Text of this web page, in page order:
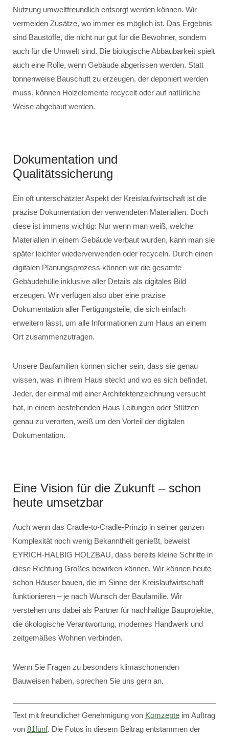
Nutzung umweltfreundlich entsorgt werden können. Wir
vermeiden Zusätze, wo immer es möglich ist. Das Ergebnis
sind Baustoffe, die nicht nur gut für die Bewohner, sondern
auch für die Umwelt sind. Die biologische Abbaubarkeit spielt
auch eine Rolle, wenn Gebäude abgerissen werden. Statt
tonnenweise Bauschutt zu erzeugen, der deponiert werden
muss, können Holzelemente recycelt oder auf natürliche
Weise abgebaut werden.
Dokumentation und
Qualitätssicherung
Ein oft unterschätzter Aspekt der Kreislaufwirtschaft ist die
präzise Dokumentation der verwendeten Materialien. Doch
diese ist immens wichtig: Nur wenn man weiß, welche
Materialien in einem Gebäude verbaut wurden, kann man sie
später leichter wiederverwenden oder recyceln. Durch einen
digitalen Planungsprozess können wir die gesamte
Gebäudehülle inklusive aller Details als digitales Bild
erzeugen. Wir verfügen also über eine präzise
Dokumentation aller Fertigungsteile, die sich einfach
erweitern lässt, um alle Informationen zum Haus an einem
Ort zusammenzutragen.
Unsere Baufamilien können sicher sein, dass sie genau
wissen, was in ihrem Haus steckt und wo es sich befindet.
Jeder, der einmal mit einer Architektenzeichnung versucht
hat, in einem bestehenden Haus Leitungen oder Stützen
genau zu verorten, weiß um den Vorteil der digitalen
Dokumentation.
Eine Vision für die Zukunft – schon
heute umsetzbar
Auch wenn das Cradle-to-Cradle-Prinzip in seiner ganzen
Komplexität noch wenig Bekanntheit genießt, beweist
EYRICH-HALBIG HOLZBAU, dass bereits kleine Schritte in
diese Richtung Großes bewirken können. Wir können heute
schon Häuser bauen, die im Sinne der Kreislaufwirtschaft
funktionieren – je nach Wunsch der Baufamilie. Wir
verstehen uns dabei als Partner für nachhaltige Bauprojekte,
die ökologische Verantwortung, modernes Handwerk und
zeitgemäßes Wohnen verbinden.
Wenn Sie Fragen zu besonders klimaschonenden
Bauweisen haben, sprechen Sie uns gern an.
Text mit freundlicher Genehmigung von Komzepte im Auftrag
von 81fünf. Die Fotos in diesem Beitrag entstammen der